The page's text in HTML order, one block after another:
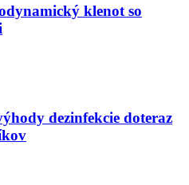
klenot so
dezinfekcie doteraz